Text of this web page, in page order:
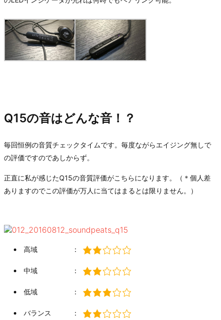
Q15の音はどんな音！？
毎回恒例の音質チェックタイムです。毎度ながらエイジング無しで
の評価ですのであしからず。
正直に私が感じたQ15の音質評価がこちらになります。（＊個人差
ありますのでこの評価が万人に当てはまるとは限りません。）
高域 ：
中域 ：
低域 ：
バランス ：